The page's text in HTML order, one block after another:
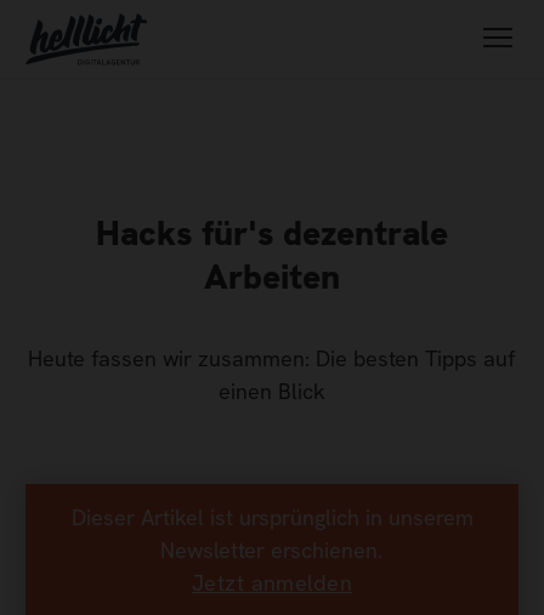
Hacks für's dezentrale
Arbeiten
Heute fassen wir zusammen: Die besten Tipps auf
einen Blick
Dieser Artikel ist ursprünglich in unserem
Newsletter erschienen.
Jetzt anmelden